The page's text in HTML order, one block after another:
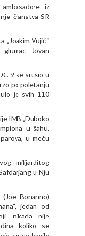
iz
članstva SR
„Joakim Vujić“
Jovan
9 se srušio u
po poletanju
je svih 110
IMB „Duboko
u šahu,
u meču
milijarditog
u Nju
Bonanno)
jedan od
nikada nije
koliko se